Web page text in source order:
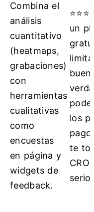
Combina el
análisis
cuantitativo
(heatmaps,
grabaciones)
con
herramientas
cualitativas
como
encuestas
en página y
widgets de
feedback.
un
los
te
CRO
serio.